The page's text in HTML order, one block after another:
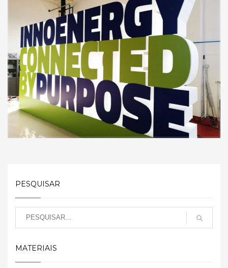
PESQUISAR
MATERIAIS